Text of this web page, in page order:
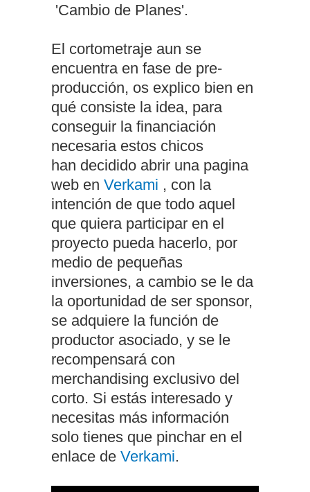
'Cambio de Planes'.
El cortometraje aun se
encuentra en fase de pre-
producción, os explico bien en
qué consiste la idea, para
conseguir la financiación
necesaria estos chicos
han decidido abrir una pagina
web en Verkami , con la
intención de que todo aquel
que quiera participar en el
proyecto pueda hacerlo, por
medio de pequeñas
inversiones, a cambio se le da
la oportunidad de ser sponsor,
se adquiere la función de
productor asociado, y se le
recompensará con
merchandising exclusivo del
corto. Si estás interesado y
necesitas más información
solo tienes que pinchar en el
enlace de Verkami.